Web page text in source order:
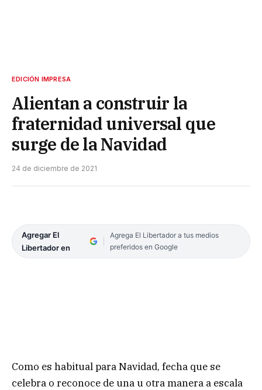
EDICIÓN IMPRESA
Alientan a construir la
fraternidad universal que
surge de la Navidad
24 de diciembre de 2021
Agregar El
Libertador en
Agrega El Libertador a tus medios
preferidos en Google
Como es habitual para Navidad, fecha que se
celebra o reconoce de una u otra manera a escala